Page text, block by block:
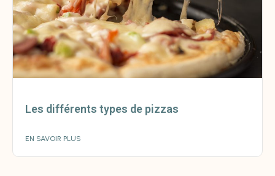
Les différents types de pizzas
EN SAVOIR PLUS